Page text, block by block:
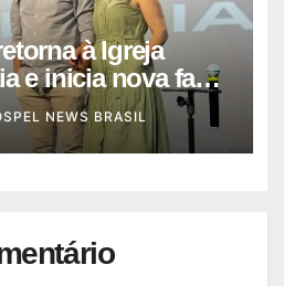
à Igreja
e inicia nova fase
NEWS BRASIL